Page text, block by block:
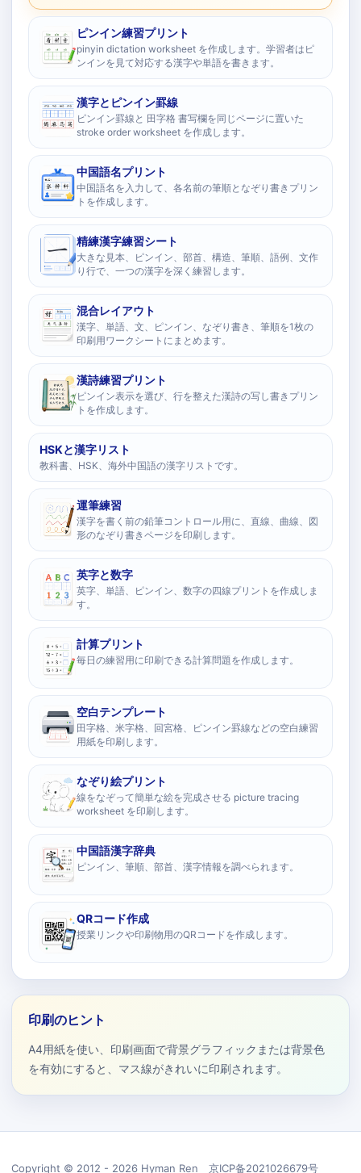
ピンイン練習プリント
pinyin dictation worksheet を作成します。学習者はピ
ンインを見て対応する漢字や単語を書きます。
漢字とピンイン罫線
ピンイン罫線と 田字格 書写欄を同じページに置いた
stroke order worksheet を作成します。
中国語名プリント
中国語名を入力して、各名前の筆順となぞり書きプリン
トを作成します。
精練漢字練習シート
大きな見本、ピンイン、部首、構造、筆順、語例、文作
り行で、一つの漢字を深く練習します。
混合レイアウト
漢字、単語、文、ピンイン、なぞり書き、筆順を1枚の
印刷用ワークシートにまとめます。
漢詩練習プリント
ピンイン表示を選び、行を整えた漢詩の写し書きプリン
トを作成します。
HSKと漢字リスト
教科書、HSK、海外中国語の漢字リストです。
運筆練習
漢字を書く前の鉛筆コントロール用に、直線、曲線、図
形のなぞり書きページを印刷します。
英字と数字
英字、単語、ピンイン、数字の四線プリントを作成しま
す。
計算プリント
毎日の練習用に印刷できる計算問題を作成します。
空白テンプレート
田字格、米字格、回宮格、ピンイン罫線などの空白練習
用紙を印刷します。
なぞり絵プリント
線をなぞって簡単な絵を完成させる picture tracing
worksheet を印刷します。
中国語漢字辞典
ピンイン、筆順、部首、漢字情報を調べられます。
QRコード作成
授業リンクや印刷物用のQRコードを作成します。
印刷のヒント
A4用紙を使い、印刷画面で背景グラフィックまたは背景色
を有効にすると、マス線がきれいに印刷されます。
Copyright © 2012 - 2026 Hyman Ren 京ICP备2021026679号